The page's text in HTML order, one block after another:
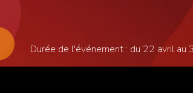
Durée de l'événement : du 22 avril au